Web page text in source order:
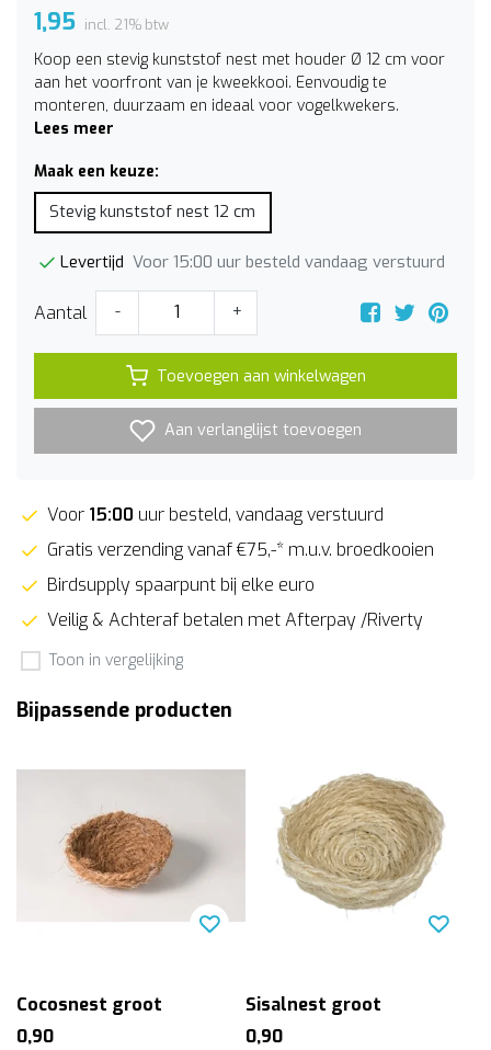
1,95 incl. 21% btw
Koop een stevig kunststof nest met houder Ø 12 cm voor
aan het voorfront van je kweekkooi. Eenvoudig te
monteren, duurzaam en ideaal voor vogelkwekers.
Lees meer
Maak een keuze:
Stevig kunststof nest 12 cm
Levertijd Voor 15:00 uur besteld vandaag verstuurd
Aantal - +
Toevoegen aan winkelwagen
Aan verlanglijst toevoegen
Voor 15:00 uur besteld, vandaag verstuurd
Gratis verzending vanaf €75,-* m.u.v. broedkooien
Birdsupply spaarpunt bij elke euro
Veilig & Achteraf betalen met Afterpay /Riverty
Toon in vergelijking
Bijpassende producten
Cocosnest groot
0,90
Sisalnest groot
0,90